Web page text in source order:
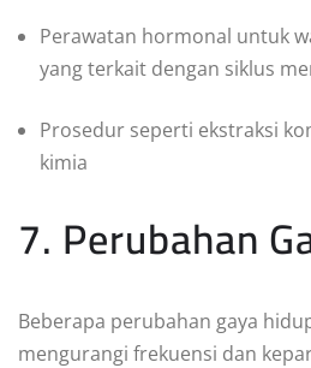
Perawatan hormonal untuk
yang terkait dengan siklus
Prosedur seperti ekstraksi
kimia
7. Perubahan
Beberapa perubahan gaya
mengurangi frekuensi dan